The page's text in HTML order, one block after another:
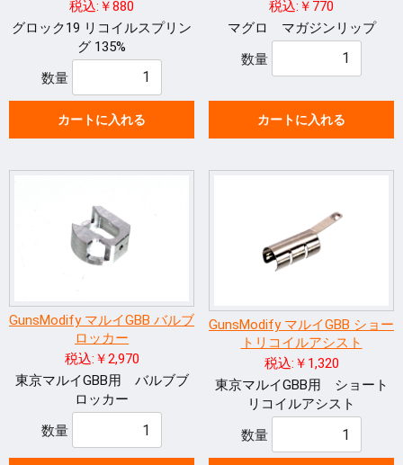
税込:￥880
グロック19 リコイルスプリン
グ 135%
数量
カートに入れる
税込:￥770
マグロ マガジンリップ
数量
カートに入れる
GunsModify マルイGBB バルブ
ロッカー
税込:￥2,970
東京マルイGBB用 バルブブ
ロッカー
数量
GunsModify マルイGBB ショー
トリコイルアシスト
税込:￥1,320
東京マルイGBB用 ショート
リコイルアシスト
数量